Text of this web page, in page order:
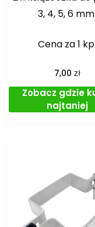
3, 4, 5, 6 mm
Cena za 1
7,00 zł
Zobacz gdzie
najtaniej